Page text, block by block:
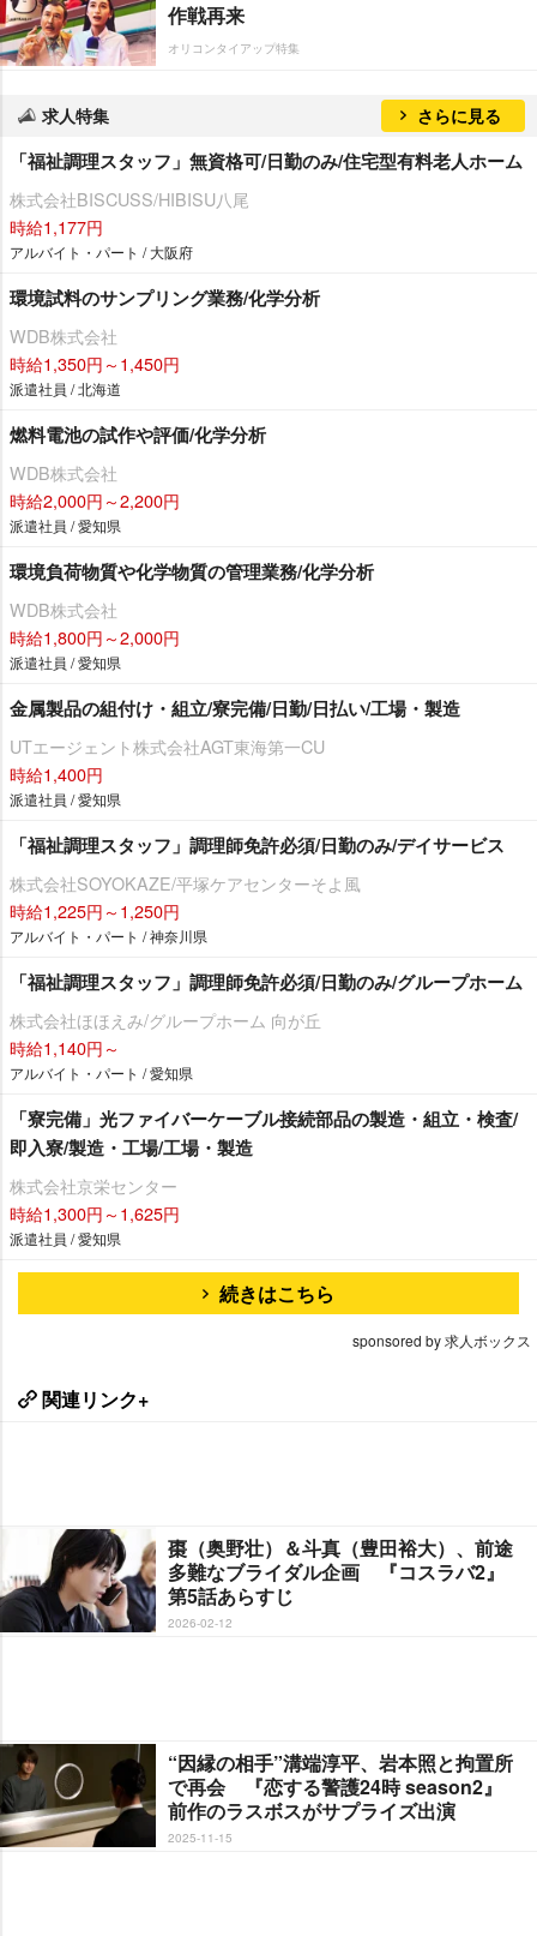
作戦再来
オリコンタイアップ特集
求人特集 さらに見る
「福祉調理スタッフ」無資格可/日勤のみ/住宅型有料老人ホーム
株式会社BISCUSS/HIBISU八尾
時給1,177円
アルバイト・パート / 大阪府
環境試料のサンプリング業務/化学分析
WDB株式会社
時給1,350円～1,450円
派遣社員 / 北海道
燃料電池の試作や評価/化学分析
WDB株式会社
時給2,000円～2,200円
派遣社員 / 愛知県
環境負荷物質や化学物質の管理業務/化学分析
WDB株式会社
時給1,800円～2,000円
派遣社員 / 愛知県
金属製品の組付け・組立/寮完備/日勤/日払い/工場・製造
UTエージェント株式会社AGT東海第一CU
時給1,400円
派遣社員 / 愛知県
「福祉調理スタッフ」調理師免許必須/日勤のみ/デイサービス
株式会社SOYOKAZE/平塚ケアセンターそよ風
時給1,225円～1,250円
アルバイト・パート / 神奈川県
「福祉調理スタッフ」調理師免許必須/日勤のみ/グループホーム
株式会社ほほえみ/グループホーム 向が丘
時給1,140円～
アルバイト・パート / 愛知県
「寮完備」光ファイバーケーブル接続部品の製造・組立・検査/
即入寮/製造・工場/工場・製造
株式会社京栄センター
時給1,300円～1,625円
派遣社員 / 愛知県
続きはこちら
sponsored by 求人ボックス
関連リンク+
棗（奥野壮）＆斗真（豊田裕大）、前途
多難なブライダル企画 『コスラバ2』
第5話あらすじ
2026-02-12
“因縁の相手”溝端淳平、岩本照と拘置所
で再会 『恋する警護24時 season2』
前作のラスボスがサプライズ出演
2025-11-15